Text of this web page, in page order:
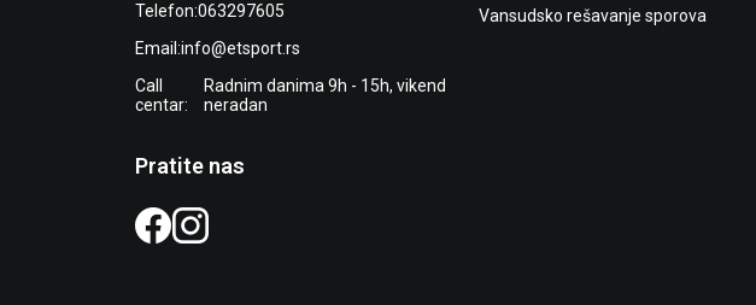
Telefon:063297605
Email:info@etsport.rs
Call
centar:
Radnim danima 9h - 15h, vikend
neradan
Vansudsko rešavanje sporova
Pratite nas